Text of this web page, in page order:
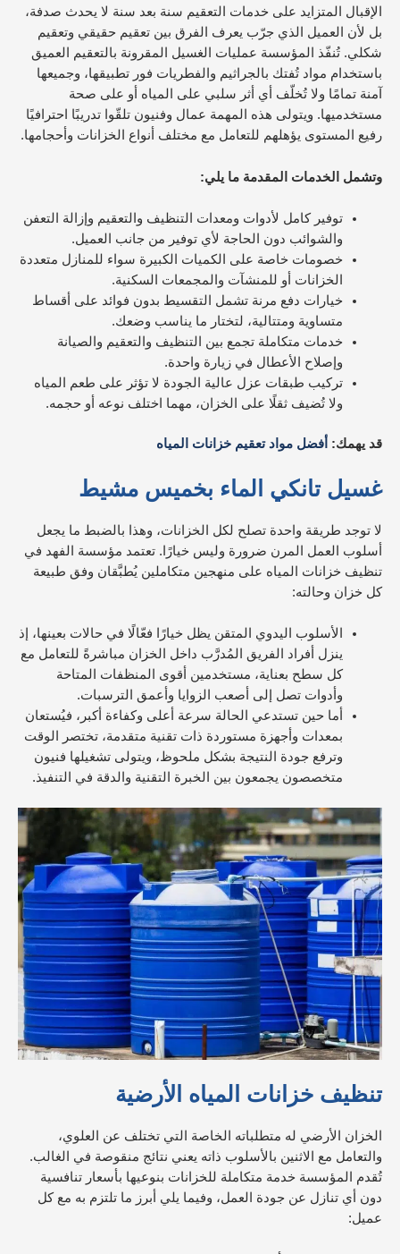
الإقبال المتزايد على خدمات التعقيم سنة بعد سنة لا يحدث صدفة،
بل لأن العميل الذي جرّب يعرف الفرق بين تعقيم حقيقي وتعقيم
شكلي. تُنفّذ المؤسسة عمليات الغسيل المقرونة بالتعقيم العميق
باستخدام مواد تُفتك بالجراثيم والفطريات فور تطبيقها، وجميعها
آمنة تمامًا ولا تُخلّف أي أثر سلبي على المياه أو على صحة
مستخدميها. ويتولى هذه المهمة عمال وفنيون تلقّوا تدريبًا احترافيًا
رفيع المستوى يؤهلهم للتعامل مع مختلف أنواع الخزانات وأحجامها.
وتشمل الخدمات المقدمة ما يلي:
توفير كامل لأدوات ومعدات التنظيف والتعقيم وإزالة التعفن
والشوائب دون الحاجة لأي توفير من جانب العميل.
خصومات خاصة على الكميات الكبيرة سواء للمنازل متعددة
الخزانات أو للمنشآت والمجمعات السكنية.
خيارات دفع مرنة تشمل التقسيط بدون فوائد على أقساط
متساوية ومتتالية، لتختار ما يناسب وضعك.
خدمات متكاملة تجمع بين التنظيف والتعقيم والصيانة
وإصلاح الأعطال في زيارة واحدة.
تركيب طبقات عزل عالية الجودة لا تؤثر على طعم المياه
ولا تُضيف ثقلًا على الخزان، مهما اختلف نوعه أو حجمه.
قد يهمك: أفضل مواد تعقيم خزانات المياه
غسيل تانكي الماء بخميس مشيط
لا توجد طريقة واحدة تصلح لكل الخزانات، وهذا بالضبط ما يجعل
أسلوب العمل المرن ضرورة وليس خيارًا. تعتمد مؤسسة الفهد في
تنظيف خزانات المياه على منهجين متكاملين يُطبَّقان وفق طبيعة
كل خزان وحالته:
الأسلوب اليدوي المتقن يظل خيارًا فعّالًا في حالات بعينها، إذ
ينزل أفراد الفريق المُدرَّب داخل الخزان مباشرةً للتعامل مع
كل سطح بعناية، مستخدمين أقوى المنظفات المتاحة
وأدوات تصل إلى أصعب الزوايا وأعمق الترسبات.
أما حين تستدعي الحالة سرعة أعلى وكفاءة أكبر، فيُستعان
بمعدات وأجهزة مستوردة ذات تقنية متقدمة، تختصر الوقت
وترفع جودة النتيجة بشكل ملحوظ، ويتولى تشغيلها فنيون
متخصصون يجمعون بين الخبرة التقنية والدقة في التنفيذ.
تنظيف خزانات المياه الأرضية
الخزان الأرضي له متطلباته الخاصة التي تختلف عن العلوي،
والتعامل مع الاثنين بالأسلوب ذاته يعني نتائج منقوصة في الغالب.
تُقدم المؤسسة خدمة متكاملة للخزانات بنوعيها بأسعار تنافسية
دون أي تنازل عن جودة العمل، وفيما يلي أبرز ما تلتزم به مع كل
عميل: